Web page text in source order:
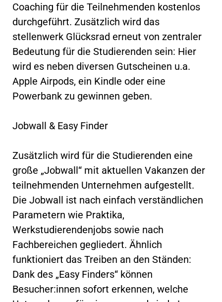
Coaching für die Teilnehmenden kostenlos
durchgeführt. Zusätzlich wird das
stellenwerk Glücksrad erneut von zentraler
Bedeutung für die Studierenden sein: Hier
wird es neben diversen Gutscheinen u.a.
Apple Airpods, ein Kindle oder eine
Powerbank zu gewinnen geben.
Jobwall & Easy Finder
Zusätzlich wird für die Studierenden eine
große „Jobwall“ mit aktuellen Vakanzen der
teilnehmenden Unternehmen aufgestellt.
Die Jobwall ist nach einfach verständlichen
Parametern wie Praktika,
Werkstudierendenjobs sowie nach
Fachbereichen gegliedert. Ähnlich
funktioniert das Treiben an den Ständen:
Dank des „Easy Finders“ können
Besucher:innen sofort erkennen, welche